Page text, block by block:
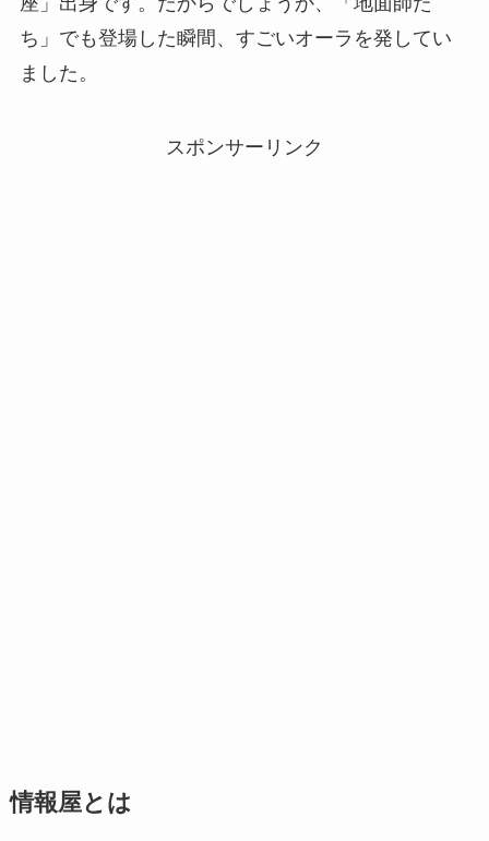
ち」でも登場した瞬間、すごいオーラを発してい
ました。
スポンサーリンク
情報屋とは